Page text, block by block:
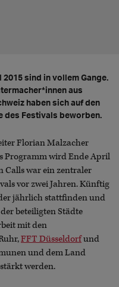
sind in vollem Gange.
aus
haben sich auf den
des Festivals beworben.
Florian Malzacher
Programm wird Ende April
Calls war ein zentraler
vor zwei Jahren. Künftig
jährlich stattfinden und
beteiligten Städte
mit den
FFT Düsseldorfund
und dem Land
werden.